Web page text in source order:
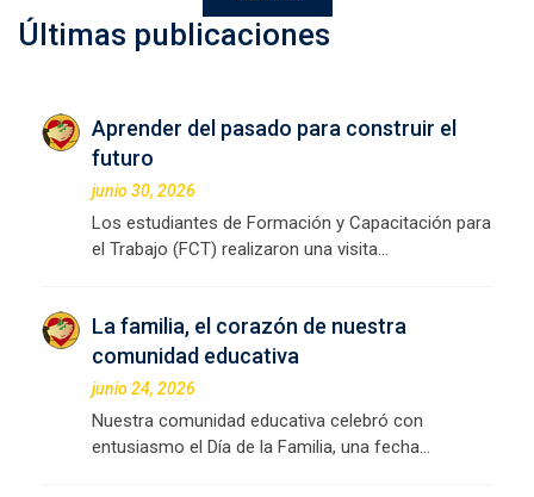
Últimas publicaciones
Aprender del pasado para construir el
futuro
junio 30, 2026
Los estudiantes de Formación y Capacitación para
el Trabajo (FCT) realizaron una visita…
La familia, el corazón de nuestra
comunidad educativa
junio 24, 2026
Nuestra comunidad educativa celebró con
entusiasmo el Día de la Familia, una fecha…